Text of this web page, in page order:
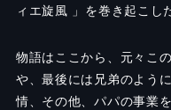
ィエ旋風 」を巻き起こし
物語はここから、元々こ
や、最後には兄弟のよう
情、その他、パパの事業